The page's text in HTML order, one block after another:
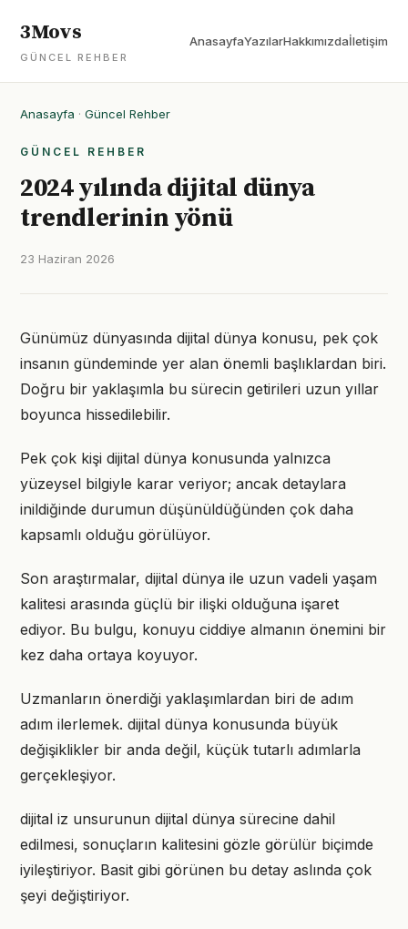
3Movs
GÜNCEL REHBER
AnasayfaYazılarHakkımızdaİletişim
Anasayfa · Güncel Rehber
GÜNCEL REHBER
2024 yılında dijital dünya
trendlerinin yönü
23 Haziran 2026
Günümüz dünyasında dijital dünya konusu, pek çok
insanın gündeminde yer alan önemli başlıklardan biri.
Doğru bir yaklaşımla bu sürecin getirileri uzun yıllar
boyunca hissedilebilir.
Pek çok kişi dijital dünya konusunda yalnızca
yüzeysel bilgiyle karar veriyor; ancak detaylara
inildiğinde durumun düşünüldüğünden çok daha
kapsamlı olduğu görülüyor.
Son araştırmalar, dijital dünya ile uzun vadeli yaşam
kalitesi arasında güçlü bir ilişki olduğuna işaret
ediyor. Bu bulgu, konuyu ciddiye almanın önemini bir
kez daha ortaya koyuyor.
Uzmanların önerdiği yaklaşımlardan biri de adım
adım ilerlemek. dijital dünya konusunda büyük
değişiklikler bir anda değil, küçük tutarlı adımlarla
gerçekleşiyor.
dijital iz unsurunun dijital dünya sürecine dahil
edilmesi, sonuçların kalitesini gözle görülür biçimde
iyileştiriyor. Basit gibi görünen bu detay aslında çok
şeyi değiştiriyor.